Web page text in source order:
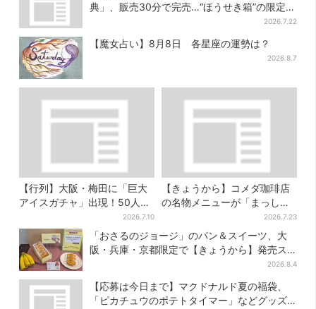
典」、販売30分で完売…“ほうせき箱”の限定メ
2026.7.22
【魔女占い】8月8日 各星座の運勢は？
2026.8.7
【行列】大阪・梅田に「巨大
アイスガチャ」出現！50人以
上が列…初日は即終了、残る
開催日は？
2026.7.10
【きょうから】コメダ珈琲店
の名物メニューが「まっし
ろ」に…期間限定の2品が登場
2026.7.23
「おさるのジョージ」のパン＆スイーツ、大
阪・兵庫・京都限定で【きょうから】発売ス
2026.8.4
【応募は今日まで】マクドナルド夏の福袋、
「ピカチュウのポテトタイマー」などグッズ3